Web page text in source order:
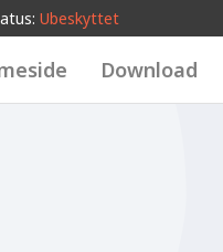
Ubeskyttet
Download